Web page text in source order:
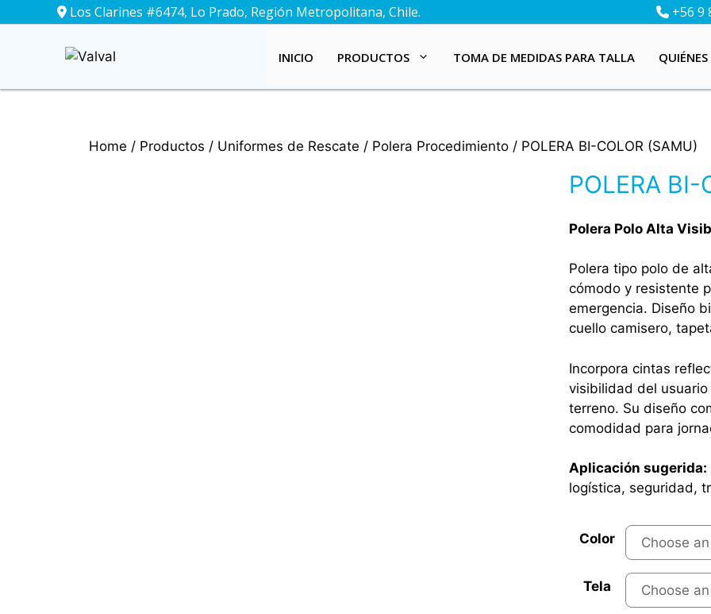
al
+56 9
Los Clarines #6474, Lo Prado, Región Metropolitana, Chile.
INICIO PRODUCTOS TOMA DE MEDIDAS PARA TALLA
Home / Productos / Uniformes de Rescate / Polera Procedimiento / POLERA BI-COLOR (SAMU)
POLERA BI-
Polera Polo Alta
Polera tipo polo de
cómodo y resistente
emergencia. Diseño
cuello camisero,
Incorpora cintas
visibilidad del
terreno. Su diseño
comodidad para
Aplicación sugerida:
logística, seguridad,
Color
Tela